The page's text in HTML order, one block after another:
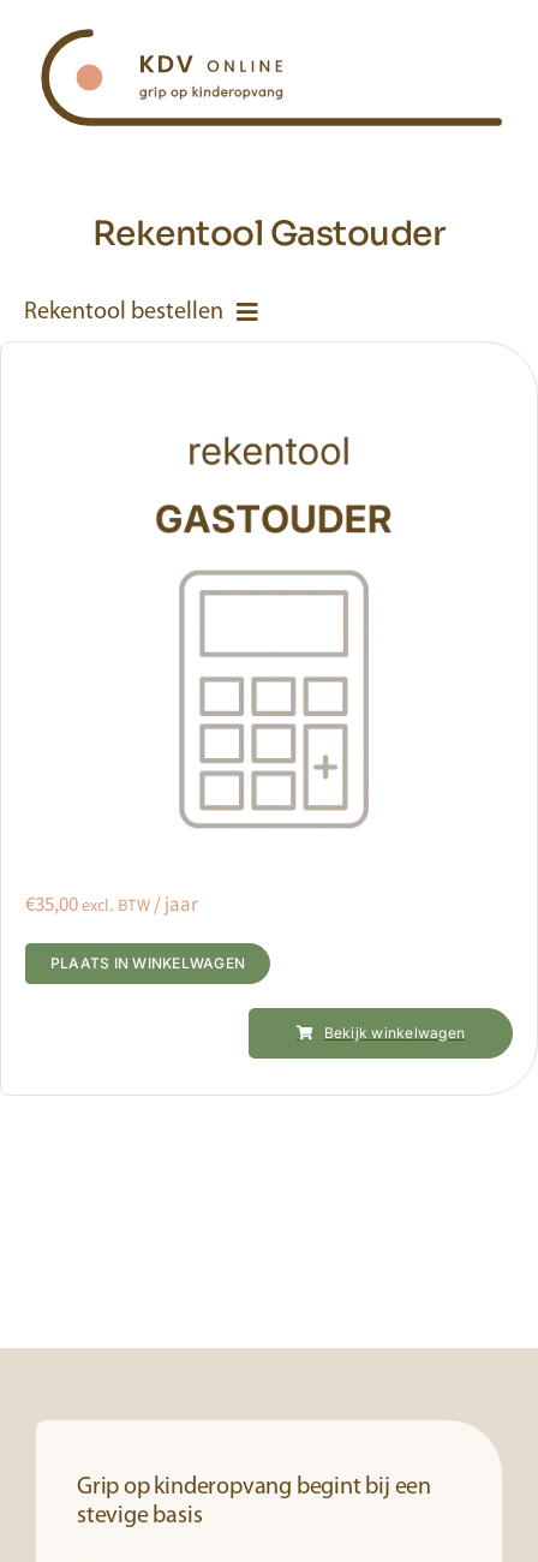
inhoud
Rekentool Gastouder
Rekentool bestellen
Peuteropvang VVE
€35,00excl. BTW/ jaar
PLAATS IN WINKELWAGEN
Bekijk winkelwagen
Grip op kinderopvang begint bij een
stevige basis